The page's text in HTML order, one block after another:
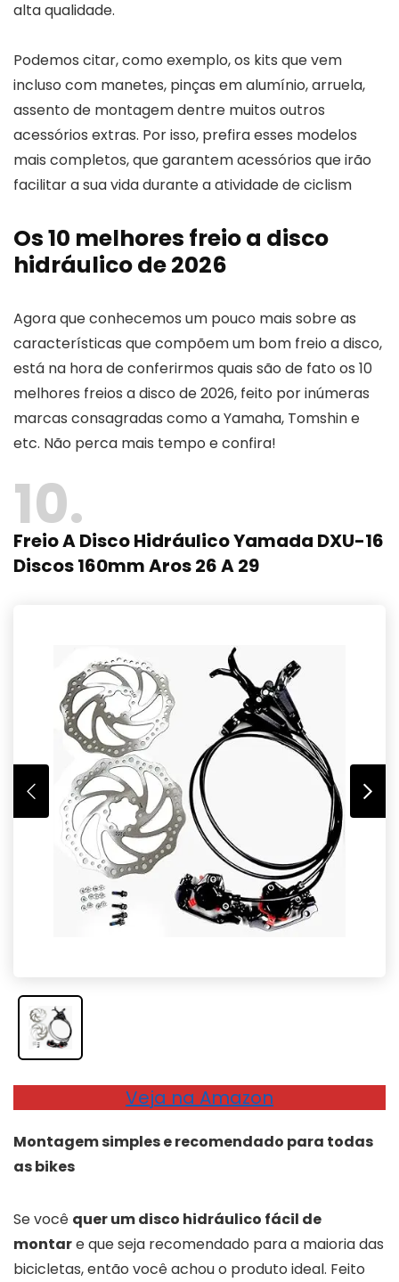
alta qualidade.
Podemos citar, como exemplo, os kits que vem
incluso com manetes, pinças em alumínio, arruela,
assento de montagem dentre muitos outros
acessórios extras. Por isso, prefira esses modelos
mais completos, que garantem acessórios que irão
facilitar a sua vida durante a atividade de ciclism
Os 10 melhores freio a disco
hidráulico de 2026
Agora que conhecemos um pouco mais sobre as
características que compõem um bom freio a disco,
está na hora de conferirmos quais são de fato os 10
melhores freios a disco de 2026, feito por inúmeras
marcas consagradas como a Yamaha, Tomshin e
etc. Não perca mais tempo e confira!
10
Freio A Disco Hidráulico Yamada DXU-16
Discos 160mm Aros 26 A 29
Veja na Amazon
Montagem simples e recomendado para todas
as bikes
Se você quer um disco hidráulico fácil de
montare que seja recomendado para a maioria das
bicicletas, então você achou o produto ideal. Feito